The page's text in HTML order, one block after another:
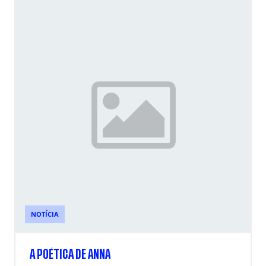
NOTÍCIA
A POÉTICA DE ANNA